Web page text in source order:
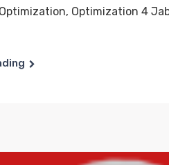
Optimization 4